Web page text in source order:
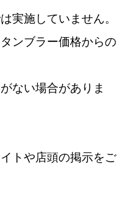
実施していません。
ンブラー価格からの
ない場合がありま
トや店頭の掲示をご